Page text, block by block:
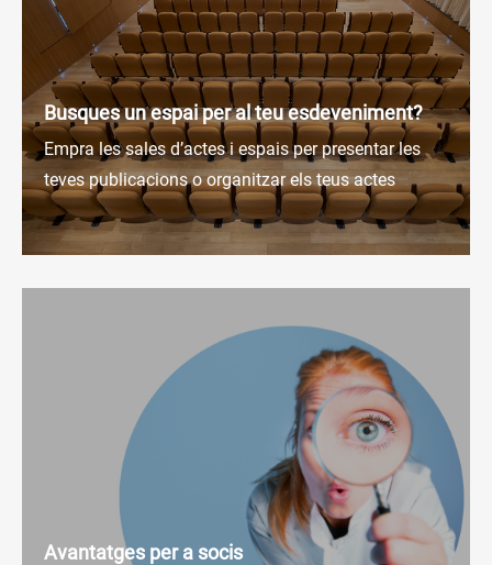
Busques un espai per al teu esdeveniment?
Empra les sales d’actes i espais per presentar les
teves publicacions o organitzar els teus actes
Avantatges per a socis